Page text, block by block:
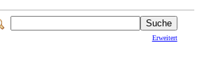
Erweitert